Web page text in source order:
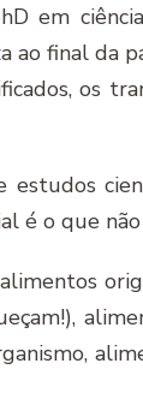
em
ao final da
os
é o que